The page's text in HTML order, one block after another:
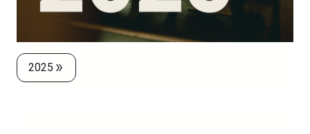
2025 double_arrow